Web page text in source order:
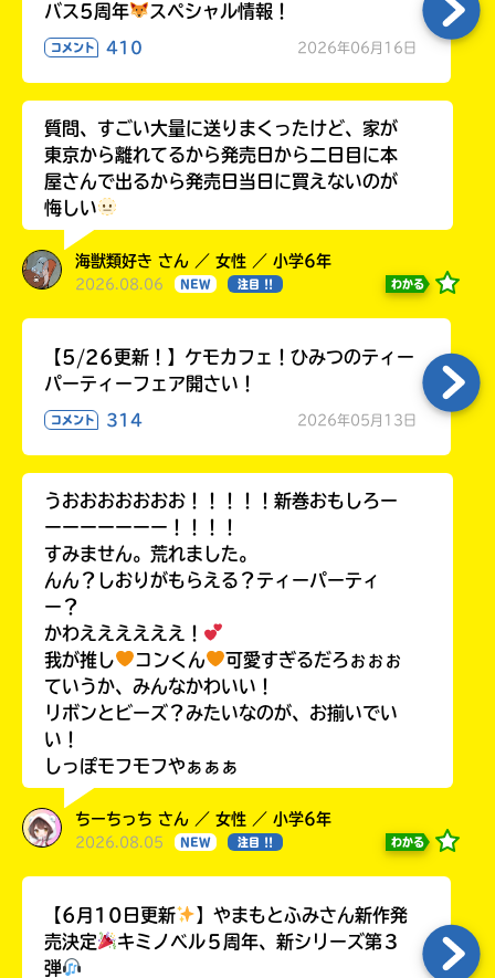
バス5周年
スペシャル情報！
コメント 410 2026年06月16日
質問、すごい大量に送りまくったけど、家が
東京から離れてるから発売日から二日目に本
屋さんで出るから発売日当日に買えないのが
悔しい
海獣類好き さん ／ 女性 ／ 小学6年
2026.08.06 NEW 注目 !! わかる
【5/26更新！】ケモカフェ！ひみつのティー
パーティーフェア開さい！
コメント 314 2026年05月13日
うおおおおおおお！！！！！新巻おもしろー
ーーーーーーー！！！！
すみません。荒れました。
んん？しおりがもらえる？ティーパーティ
ー？
かわええええええ！
我が推し
コンくん
可愛すぎるだろぉぉぉ
ていうか、みんなかわいい！
リボンとビーズ？みたいなのが、お揃いでい
い！
しっぽモフモフやぁぁぁ
ちーちっち さん ／ 女性 ／ 小学6年
2026.08.05 NEW 注目 !! わかる
【6月10日更新
】やまもとふみさん新作発
売決定
キミノベル５周年、新シリーズ第３
弾